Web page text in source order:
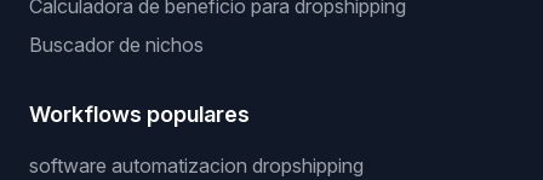
Calculadora de beneficio para dropshipping
Buscador de nichos
Workflows populares
software automatizacion dropshipping